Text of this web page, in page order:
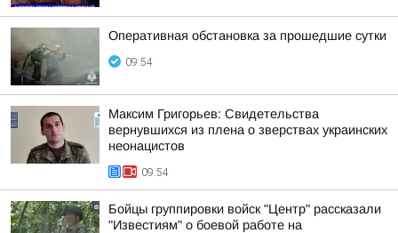
Оперативная обстановка за прошедшие сутки
09:54
Максим Григорьев: Свидетельства
вернувшихся из плена о зверствах украинских
неонацистов
09:54
Бойцы группировки войск "Центр" рассказали
"Известиям" о боевой работе на